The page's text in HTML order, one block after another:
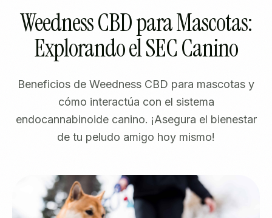
Weedness CBD para Mascotas:
Explorando el SEC Canino
Beneficios de Weedness CBD para mascotas y
cómo interactúa con el sistema
endocannabinoide canino. ¡Asegura el bienestar
de tu peludo amigo hoy mismo!